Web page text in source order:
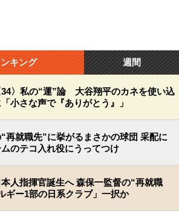
キング 週間
〉私の“運”論 大谷翔平のカネを使い込
小さな声で『ありがとう』」
再就職先”に挙がるまさかの球団 采配に
のテコ入れ役にうってつけ
人指揮官誕生へ 森保一監督の“再就職
ギー1部の日系クラブ」一択か